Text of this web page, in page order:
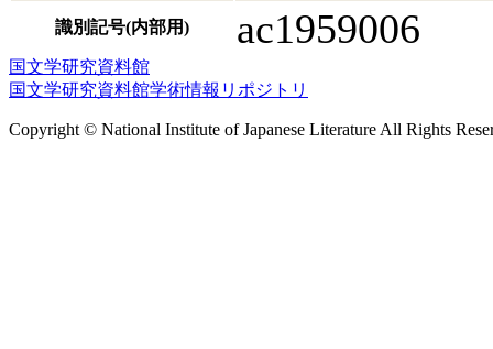
識別記号(内部用) ac1959006
国文学研究資料館
国文学研究資料館学術情報リポジトリ
Copyright © National Institute of Japanese Literature All Rights